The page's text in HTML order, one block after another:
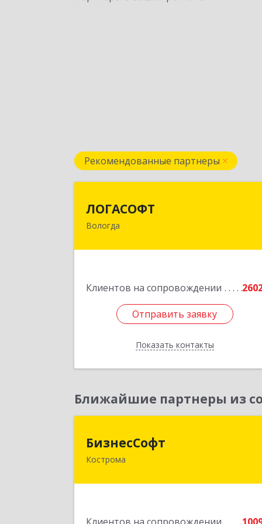
Рекомендованные партнеры
ЛОГАСОФТ
Вологда
Клиентов на сопровождении
Отправить заявку
Показать контакты
160002, Вологодская обл, Вологда г,
Отправить заявку
Назад
Ближайшие партнеры из
БизнесСофт
Кострома
156016, Костромская обл, Кострома г,